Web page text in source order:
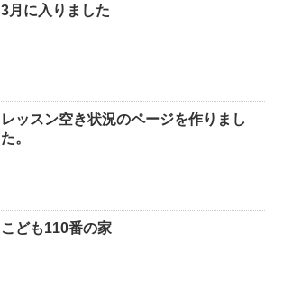
3月に入りました
レッスン空き状況のページを作りまし
た。
こども110番の家